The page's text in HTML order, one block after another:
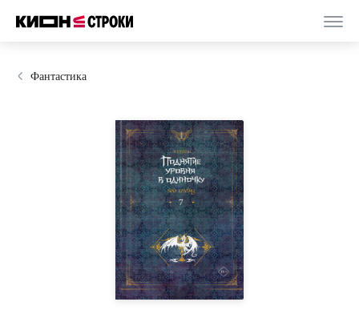
Фантастика